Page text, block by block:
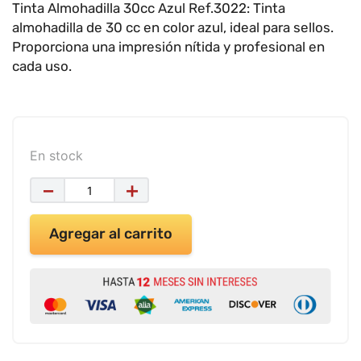
Tinta Almohadilla 30cc Azul Ref.3022: Tinta
almohadilla de 30 cc en color azul, ideal para sellos.
Proporciona una impresión nítida y profesional en
cada uso.
En stock
＋
－
Agregar al carrito
9.
impresora
10. masa moldear vaso 150gr